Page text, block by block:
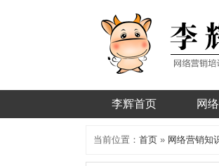
李辉首页 网
当前位置： 首页 » 网络营销知